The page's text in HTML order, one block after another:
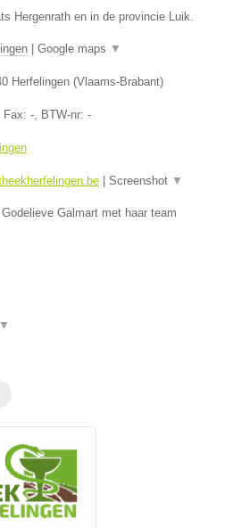
Hergenrath en in de provincie Luik.
Google maps ▼
Herfelingen (Vlaams-Brabant)
, Fax: - , BTW-nr: -
Screenshot ▼
Galmart met haar team
▼